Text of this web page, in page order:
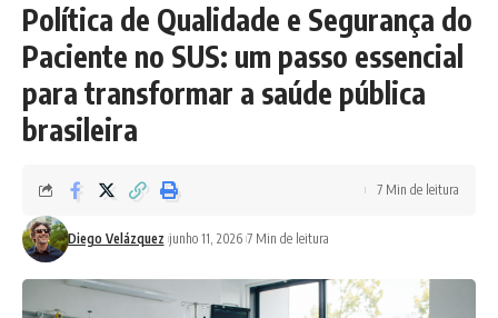
Política de Qualidade e Segurança do
Paciente no SUS: um passo essencial
para transformar a saúde pública
brasileira
Diego Velázquez junho 11, 2026 7 Min de leitura
7 Min de leitura